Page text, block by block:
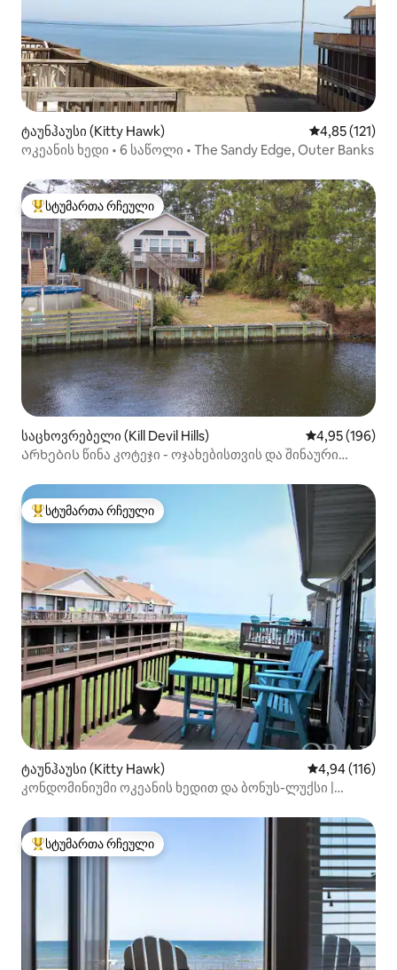
ტაუნჰაუსი (Kitty Hawk) საშუალო
4,85 (121)
ოკეანის ხედი • 6 საწოლი • The Sandy Edge, Outer Banks
სტუმართა რჩეული მოწინავე ვარიანტი
სტუმართა რჩეული
საცხოვრებელი (Kill Devil Hills) საშუალო
4,95 (196)
Არხების წინა კოტეჯი - ოჯახებისთვის და შინაური
სტუმართა რჩეული მოწინავე ვარიანტი
სტუმართა რჩეული
ტაუნჰაუსი (Kitty Hawk) საშუალო
4,94 (116)
კონდომინიუმი ოკეანის ხედით და ბონუს-ლუქსი |
სტუმართა რჩეული მოწინავე ვარიანტი
სტუმართა რჩეული